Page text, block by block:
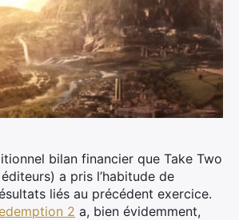
bilan financier que Take Two
a pris l’habitude de
liés au précédent exercice.
2 a, bien évidemment,